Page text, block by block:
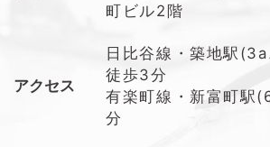
町ビル2階
アクセス
日比谷線・築地駅
徒歩3分
有楽町線・新富町駅
分